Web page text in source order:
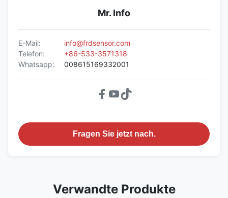
Mr. Info
E-Mail:
info@frdsensor.com
Telefon:
+86-533-3571318
Whatsapp:
008615169332001
Fragen Sie jetzt nach.
Verwandte Produkte